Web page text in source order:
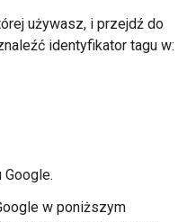
używasz, i przejdź do
identyfikator tagu w:
w poniższym